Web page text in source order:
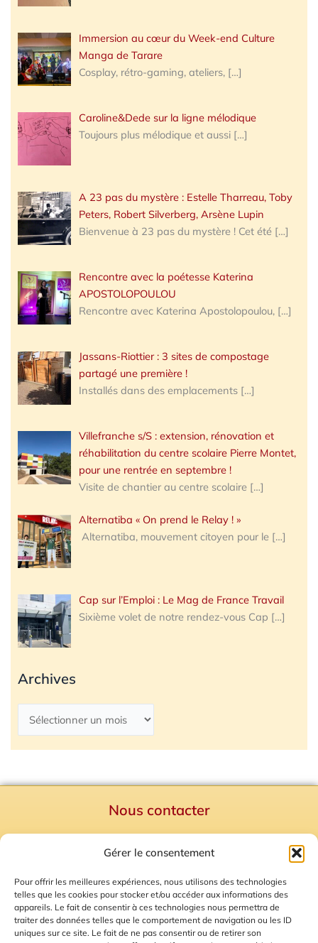
Gérer le consentement
Pour offrir les meilleures expériences, nous utilisons des technologies
telles que les cookies pour stocker et/ou accéder aux informations des
appareils. Le fait de consentir à ces technologies nous permettra de
traiter des données telles que le comportement de navigation ou les ID
uniques sur ce site. Le fait de ne pas consentir ou de retirer son
Immersion au cœur du Week-end Culture
Manga de Tarare
Cosplay, rétro-gaming, ateliers, […]
Caroline&Dede sur la ligne mélodique
Toujours plus mélodique et aussi […]
A 23 pas du mystère : Estelle Tharreau, Toby
Peters, Robert Silverberg, Arsène Lupin
Bienvenue à 23 pas du mystère ! Cet été […]
Rencontre avec la poétesse Katerina
APOSTOLOPOULOU
Rencontre avec Katerina Apostolopoulou, […]
Jassans-Riottier : 3 sites de compostage
partagé une première !
Installés dans des emplacements […]
Villefranche s/S : extension, rénovation et
réhabilitation du centre scolaire Pierre Montet,
pour une rentrée en septembre !
Visite de chantier au centre scolaire […]
Alternatiba « On prend le Relay ! »
Alternatiba, mouvement citoyen pour le […]
Cap sur l’Emploi : Le Mag de France Travail
Sixième volet de notre rendez-vous Cap […]
Archives
Nous contacter
Mentions Légales
Plan du site
Gestion des Cookies